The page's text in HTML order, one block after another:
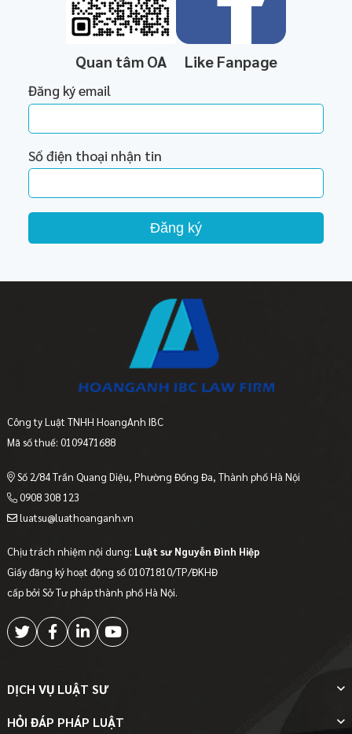
Quan tâm OA Like Fanpage
Đăng ký email
Số điện thoại nhận tin
Đăng ký
Công ty Luật TNHH HoangAnh IBC
Mã số thuế: 0109471688
Số 2/84 Trần Quang Diệu, Phường Đống Đa, Thành phố Hà Nội
0908 308 123
luatsu@luathoanganh.vn
Chịu trách nhiệm nội dung: Luật sư Nguyễn Đình Hiệp
Giấy đăng ký hoạt động số 01071810/TP/ĐKHĐ
cấp bởi Sở Tư pháp thành phố Hà Nội.
DỊCH VỤ LUẬT SƯ
HỎI ĐÁP PHÁP LUẬT